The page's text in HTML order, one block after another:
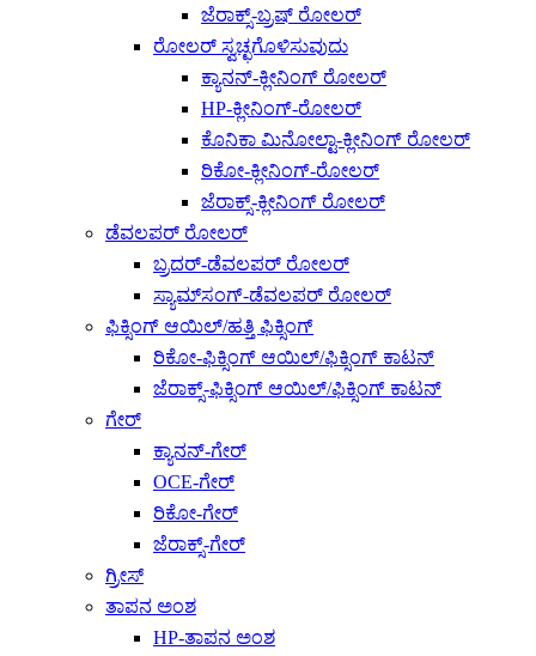
ಜೆರಾಕ್ಸ್-ಬ್ರಷ್ ರೋಲರ್
ರೋಲರ್ ಸ್ವಚ್ಛಗೊಳಿಸುವುದು
ಕ್ಯಾನನ್-ಕ್ಲೀನಿಂಗ್ ರೋಲರ್
HP-ಕ್ಲೀನಿಂಗ್-ರೋಲರ್
ಕೊನಿಕಾ ಮಿನೋಲ್ಟಾ-ಕ್ಲೀನಿಂಗ್ ರೋಲರ್
ರಿಕೋ-ಕ್ಲೀನಿಂಗ್-ರೋಲರ್
ಜೆರಾಕ್ಸ್-ಕ್ಲೀನಿಂಗ್ ರೋಲರ್
ಡೆವಲಪರ್ ರೋಲರ್
ಬ್ರದರ್-ಡೆವಲಪರ್ ರೋಲರ್
ಸ್ಯಾಮ್‌ಸಂಗ್-ಡೆವಲಪರ್ ರೋಲರ್
ಫಿಕ್ಸಿಂಗ್ ಆಯಿಲ್/ಹತ್ತಿ ಫಿಕ್ಸಿಂಗ್
ರಿಕೋ-ಫಿಕ್ಸಿಂಗ್ ಆಯಿಲ್/ಫಿಕ್ಸಿಂಗ್ ಕಾಟನ್
ಜೆರಾಕ್ಸ್-ಫಿಕ್ಸಿಂಗ್ ಆಯಿಲ್/ಫಿಕ್ಸಿಂಗ್ ಕಾಟನ್
ಗೇರ್
ಕ್ಯಾನನ್-ಗೇರ್
OCE-ಗೇರ್
ರಿಕೋ-ಗೇರ್
ಜೆರಾಕ್ಸ್-ಗೇರ್
ಗ್ರೀಸ್
ತಾಪನ ಅಂಶ
HP-ತಾಪನ ಅಂಶ